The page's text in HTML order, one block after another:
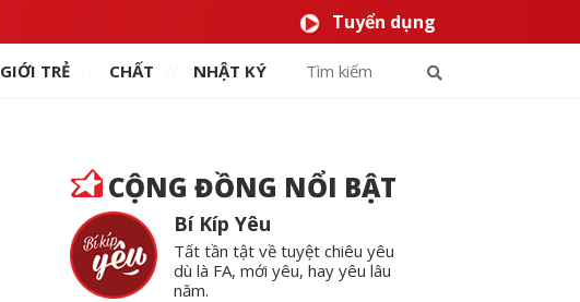
Tuyển dụng
GIỚI TRẺ CHẤT NHẬT KÝ
CỘNG ĐỒNG NỔI BẬT
Bí Kíp Yêu
Tất tần tật về tuyệt chiêu yêu
dù là FA, mới yêu, hay yêu lâu
năm.